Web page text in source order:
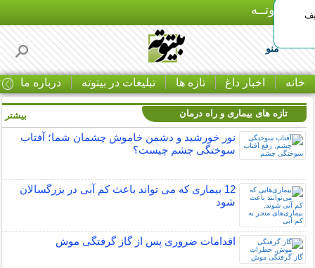
بـیتوتــه
منو
خانه اخبار داغ تازه ها تبلیغات در بیتوته درباره ما
تازه های بیماری و راه درمان
نور خورشید و دشمن خاموش چشمان شما؛ آفتاب
سوختگی چشم چیست؟
12 بیماری که می تواند باعث کم آبی در بزرگسالان
شود
اقدامات ضروری پس از گاز گرفتگی موش
بیشتر